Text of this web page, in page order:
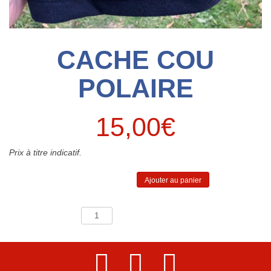
CACHE COU
POLAIRE
15,00€
Prix à titre indicatif.
Ajouter au panier